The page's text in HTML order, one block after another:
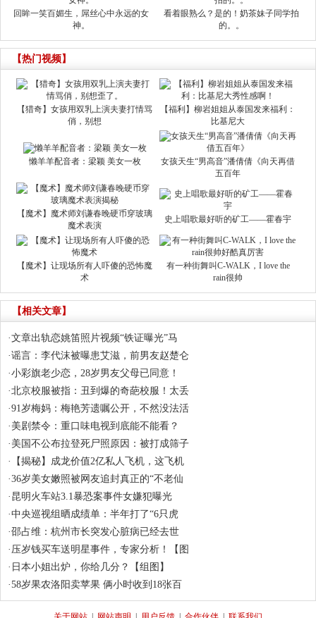
回眸一笑百媚生，屌丝心中永远的女
神。
看着眼熟么？是的！奶茶妹子同学拍
的。。
【热门视频】
【猎奇】女孩用双乳上演夫妻打情骂
俏，别想
【福利】柳岩姐姐从泰国发来福利：
比基尼大
懒羊羊配音者：梁颖 美女一枚
女孩天生“男高音”潘倩倩《向天再借
五百年
【魔术】魔术师刘谦春晚硬币穿玻璃
魔术表演
史上唱歌最好听的矿工——霍春宇
【魔术】让现场所有人吓傻的恐怖魔
术
有一种街舞叫C-WALK，I love the
rain很帅
【相关文章】
·文章出轨恋姚笛照片视频“铁证曝光”马
·谣言：李代沫被曝患艾滋，前男友赵楚仑
·小彩旗老少恋，28岁男友父母已同意！
·北京校服被指：丑到爆的奇葩校服！太丢
·91岁梅妈：梅艳芳遗嘱公开，不然没法活
· 美剧禁令：重口味电视到底能不能看？
· 美国不公布拉登死尸照原因：被打成筛子
·
【揭秘】成龙价值2亿私人飞机，这飞机
·36岁美女嫩照被网友追封真正的“不老仙
· 昆明火车站3.1暴恐案事件女嫌犯曝光
·中央巡视组晒成绩单：半年打了“6只虎
·邵占维：杭州市长突发心脏病已经去世
· 压岁钱买车送明星事件，专家分析！【图
· 日本小姐出炉，你给几分？【组图】
·58岁果农洛阳卖苹果 俩小时收到18张百